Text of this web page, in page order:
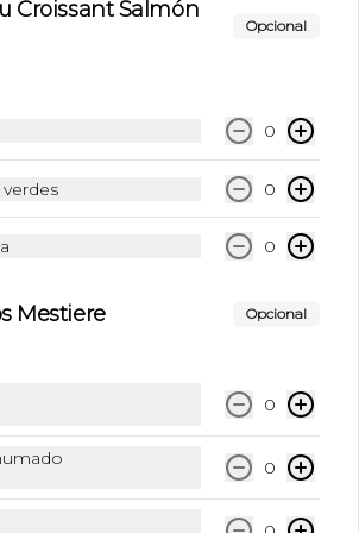
Mocca After Eight
Shot de espresso + Cacao natural +
$4.290
Croissant Salmón
Opcional
0
0
0
Mestiere Opcional
0
0